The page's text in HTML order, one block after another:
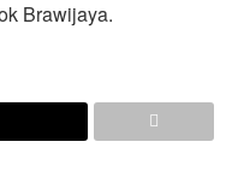
Brawijaya.